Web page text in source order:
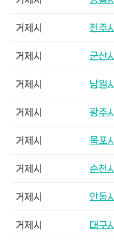
거제시 전주시
거제시 군산시
거제시 남원시
거제시 광주시
거제시 목포시
거제시 순천시
거제시 안동시
거제시 대구시